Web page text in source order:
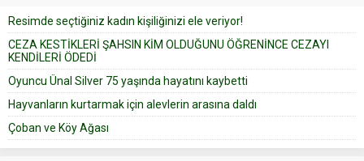
yapıştırdığı için düğünden...
Resimde seçtiğiniz kadın kişiliğinizi ele veriyor!
CEZA KESTİKLERİ ŞAHSIN KİM OLDUĞUNU ÖĞRENİNCE CEZAYI
KENDİLERİ ÖDEDİ
Oyuncu Ünal Silver 75 yaşında hayatını kaybetti
Hayvanların kurtarmak için alevlerin arasına daldı
Çoban ve Köy Ağası